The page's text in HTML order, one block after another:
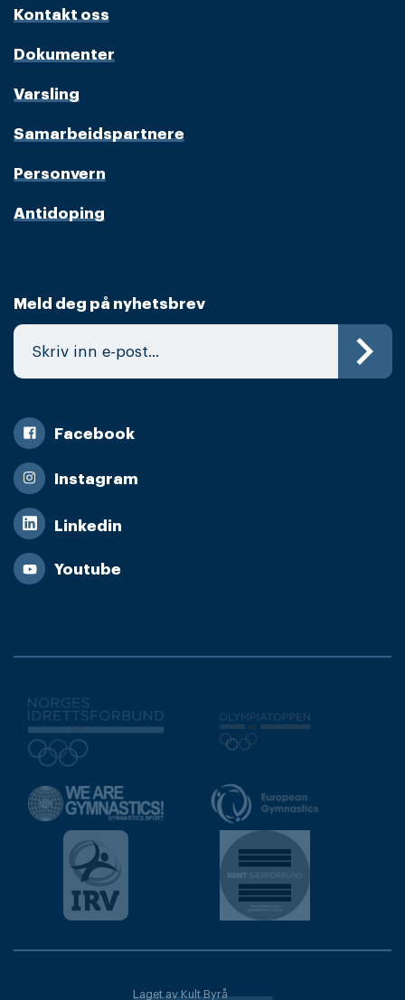
Kontakt oss
Dokumenter
Varsling
Samarbeidspartnere
Personvern
Antidoping
Meld deg på nyhetsbrev
Facebook
Instagram
Linkedin
Youtube
Laget av Kult Byrå